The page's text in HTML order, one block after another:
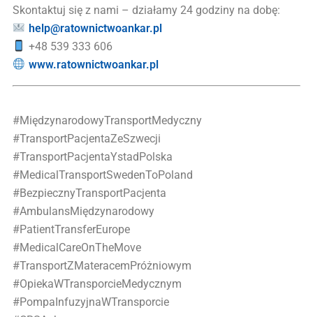
Skontaktuj się z nami – działamy 24 godziny na dobę:
help@ratownictwoankar.pl
+48 539 333 606
www.ratownictwoankar.pl
#MiędzynarodowyTransportMedyczny
#TransportPacjentaZeSzwecji
#TransportPacjentaYstadPolska
#MedicalTransportSwedenToPoland
#BezpiecznyTransportPacjenta
#AmbulansMiędzynarodowy
#PatientTransferEurope
#MedicalCareOnTheMove
#TransportZMateracemPróżniowym
#OpiekaWTransporcieMedycznym
#PompaInfuzyjnaWTransporcie